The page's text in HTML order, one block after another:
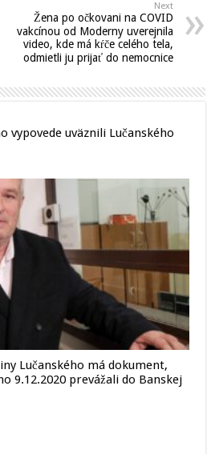
Next
Žena po očkovani na COVID
vakcínou od Moderny uverejnila
video, kde má kŕče celého tela,
odmietli ju prijať do nemocnice
vypovede uväznili Lučanského
Lučanského má dokument,
9.12.2020 prevážali do Banskej